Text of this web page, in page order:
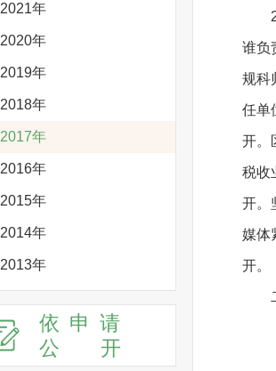
2021年
2020年
2019年
2018年
2017年
2016年
2015年
2014年
2013年
依申请
公
开
谁负
规科
任单
开。
税收
开。
媒体
开
二